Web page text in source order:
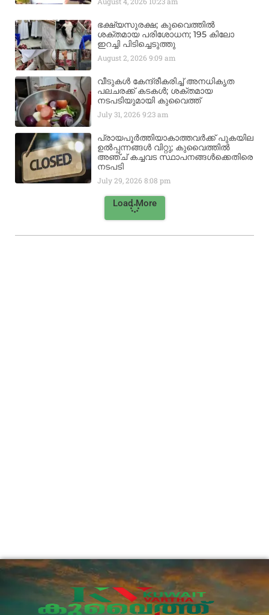
ഭക്ഷ്യസുരക്ഷ; കുവൈത്തിൽ
ശക്തമായ പരിശോധന; 195 കിലോ
ഇറച്ചി പിടിച്ചെടുത്തു
August 2, 20269:09 am
വീടുകൾ കേന്ദ്രീകരിച്ച് അനധികൃത
പലചരക്ക് കടകൾ; ശക്തമായ
നടപടിയുമായി കുവൈത്ത്
July 31, 20269:23 am
പ്രായപൂർത്തിയാകാത്തവർക്ക് പുകയില
ഉൽപ്പന്നങ്ങൾ വിറ്റു; കുവൈത്തിൽ
അഞ്ച് കച്ചവട സ്ഥാപനങ്ങൾക്കെതിരെ
നടപടി
July 29, 20268:08 pm
Load More